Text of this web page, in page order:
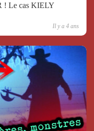
! Le cas KIELY
Il y a 4 ans